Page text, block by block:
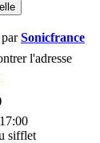
Sonicfrance
l'adresse
sifflet